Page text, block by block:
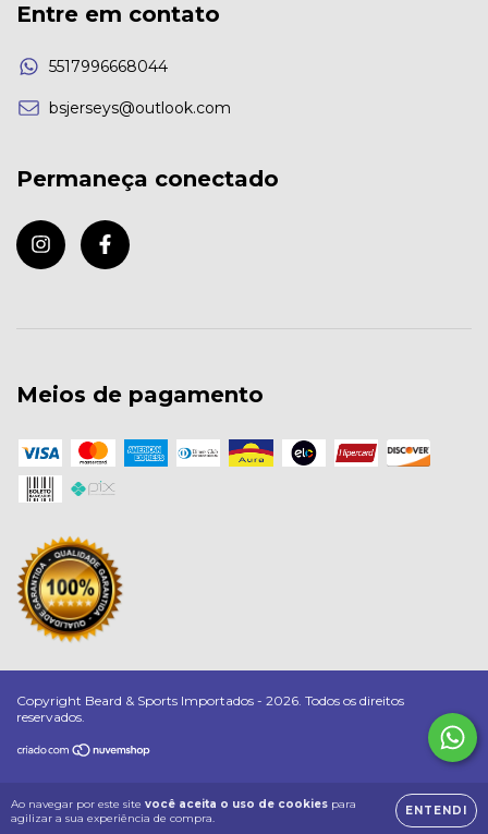
Ao navegar por este site você aceita o uso de cookies para
agilizar a sua experiência de compra.
ENTENDI
Entre em contato
5517996668044
bsjerseys@outlook.com
Permaneça conectado
Meios de pagamento
Copyright Beard & Sports Importados - 2026. Todos os direitos
reservados.